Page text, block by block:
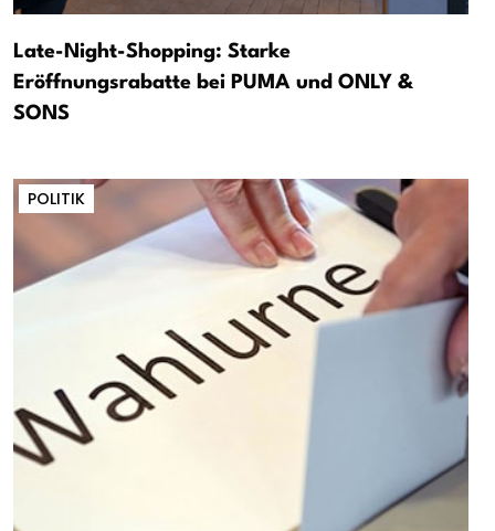
Late-Night-Shopping: Starke
Eröffnungsrabatte bei PUMA und ONLY &
SONS
POLITIK